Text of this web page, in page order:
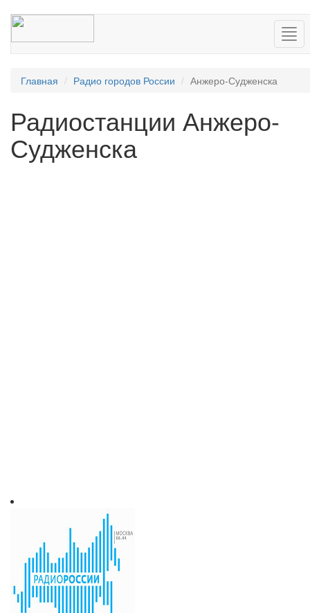
Главная Радио городов России Анжеро-Судженска
Радиостанции Анжеро-
Судженска